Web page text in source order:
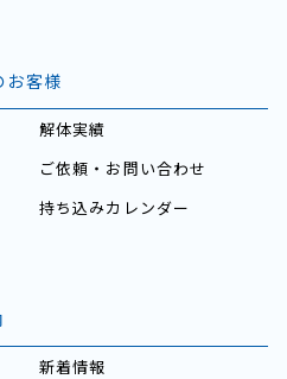
お客様
解体実績
ご依頼・お問い合わせ
持ち込みカレンダー
新着情報